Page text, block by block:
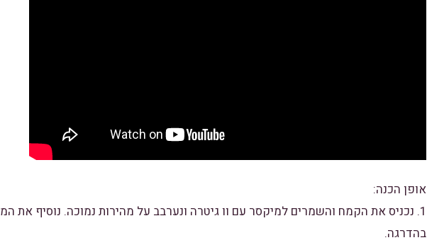
אופן הכנה:
1. נכניס את הקמח והשמרים למיקסר עם וו גיטרה ונערבב על מהירות נמוכה. נוסיף את
בהדרגה.